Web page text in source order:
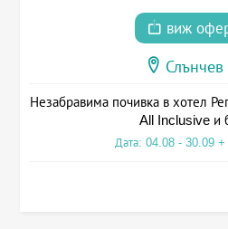
виж
Слънчев
Незабравима почивка в хотел
All Inclusive и
Дата: 04.08 - 30.09